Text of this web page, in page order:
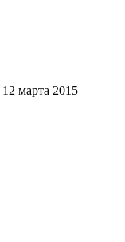
12 марта 2015